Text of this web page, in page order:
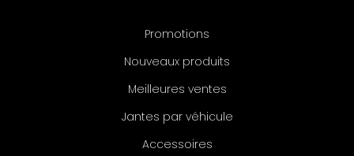
Promotions
Nouveaux produits
Meilleures ventes
Jantes par véhicule
Accessoires